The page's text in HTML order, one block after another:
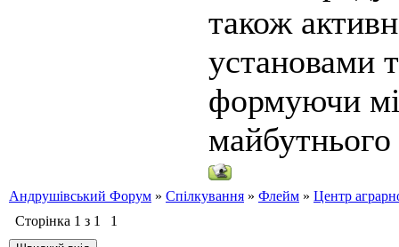
також
установами
формуючи
майбутнього
Андрушівський Форум » Спілкування » Флейм » Центр
Сторінка 1 з 1 1